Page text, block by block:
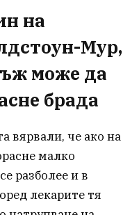
на
Мур,
може да
брада
вярвали, че ако на
малко
разболее и в
лекарите тя